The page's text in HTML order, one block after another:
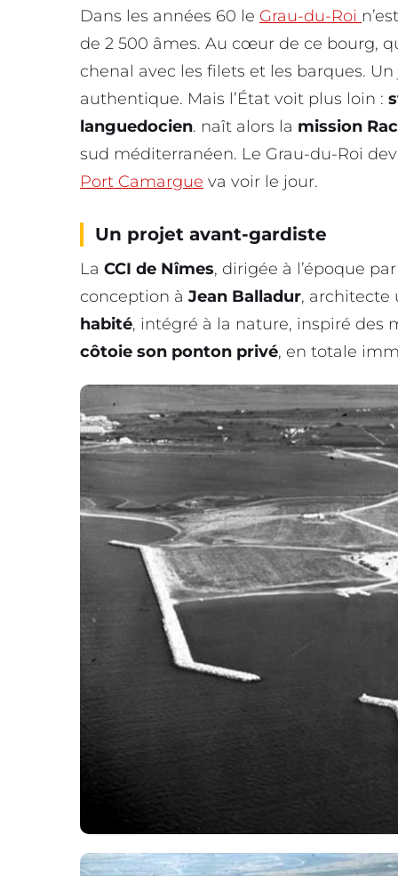
Dans les années 60 le Grau-du-Roi
de 2 500 âmes. Au cœur de ce bourg,
chenal avec les filets et les barques.
authentique. Mais l’État voit plus loin :
languedocien. naît alors la mission
sud méditerranéen. Le Grau-du-Roi
Port Camargue va voir le jour.
Un projet avant-gardiste
La CCI de Nîmes, dirigée à l’époque
conception à Jean Balladur, architecte
habité, intégré à la nature, inspiré des
côtoie son ponton privé, en totale